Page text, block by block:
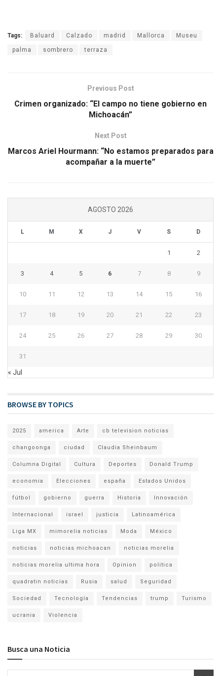
Tags: Baluard Calzado madrid Mallorca Museu
palma sombrero terraza
Previous Post
Crimen organizado: “El campo no tiene gobierno en
Michoacán”
Next Post
Marcos Ariel Hourmann: “No estamos preparados para
acompañar a la muerte”
AGOSTO 2026
L M X J V S D
1 2
3 4 5 6 7 8 9
10 11 12 13 14 15 16
17 18 19 20 21 22 23
24 25 26 27 28 29 30
31
« Jul
BROWSE BY TOPICS
2025 america Arte cb television noticias
changoonga ciudad Claudia Sheinbaum
Columna Digital Cultura Deportes Donald Trump
economia Elecciones españa Estados Unidos
fútbol gobierno guerra Historia Innovación
Internacional israel justicia Latinoamérica
Liga MX mimorelia noticias Moda México
noticias noticias michoacan noticias morelia
noticias morelia ultima hora Opinion politica
quadratin noticias Rusia salud Seguridad
Sociedad Tecnología Tendencias trump Turismo
ucrania Violencia
Busca una Noticia